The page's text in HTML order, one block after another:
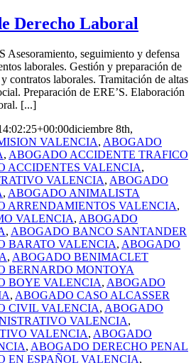
Derecho Laboral
seguimiento y defensa
laborales. Gestión y preparación de
contratos laborales. Tramitación de altas
Preparación de ERE’S. Elaboración
[...]
diciembre 8th,
VALENCIA, ABOGADO
, ABOGADO ACCIDENTE TRAFICO
ACCIDENTES VALENCIA,
VALENCIA, ABOGADO
, ABOGADO ANIMALISTA
ARRENDAMIENTOS VALENCIA,
VALENCIA, ABOGADO
, ABOGADO BANCO SANTANDER
BARATO VALENCIA, ABOGADO
, ABOGADO BENIMACLET
BERNARDO MONTOYA
BOYE VALENCIA, ABOGADO
, ABOGADO CASO ALCASSER
CIVIL VALENCIA, ABOGADO
VALENCIA,
VALENCIA, ABOGADO
, ABOGADO DERECHO PENAL
EN ESPAÑOL VALENCIA,